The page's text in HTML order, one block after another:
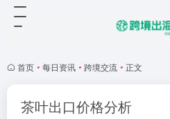
首页 • 每日资讯 • 跨境交流 • 正文
茶叶出口价格分析